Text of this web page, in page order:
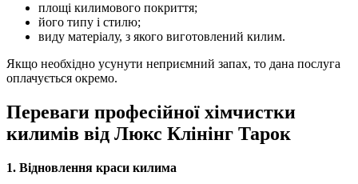
площі килимового покриття;
його типу і стилю;
виду матеріалу, з якого виготовлений килим.
Якщо необхідно усунути неприємний запах, то дана послуга
оплачується окремо.
Переваги професійної хімчистки
килимів від Люкс Клінінг Тарок
1. Відновлення краси килима